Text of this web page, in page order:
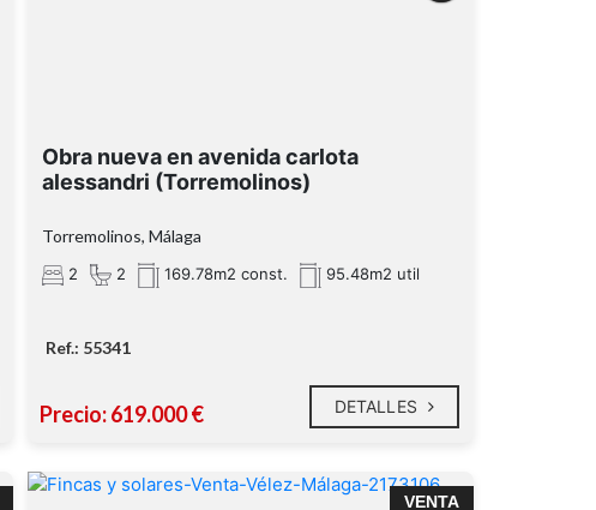
Obra nueva en avenida carlota
alessandri (Torremolinos)
Torremolinos, Málaga
2 2 169.78m2 const. 95.48m2 util
Ref.: 55341
Precio: 619.000 € DETALLES
VENTA